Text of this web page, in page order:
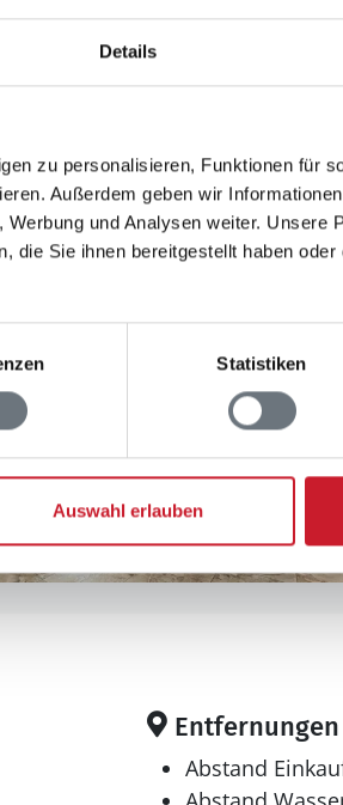
Details
zu personalisieren, Funktionen für
Außerdem geben wir
und Analysen weiter. Unsere
die Sie ihnen bereitgestellt haben
Statistiken
Auswahl erlauben
Entfernungen
Abstand